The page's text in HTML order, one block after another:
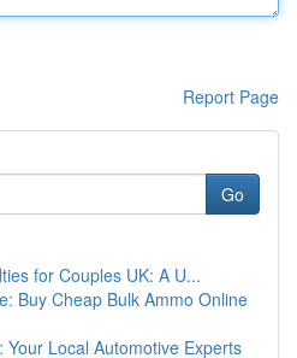
Report Page
Go
for Couples UK: A U...
Buy Cheap Bulk Ammo Online
Your Local Automotive Experts